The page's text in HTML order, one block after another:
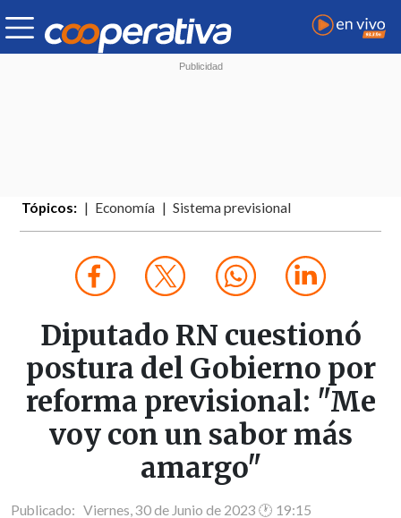
Tópicos: Economía Sistema previsional
Diputado RN cuestionó
postura del Gobierno por
reforma previsional: "Me
voy con un sabor más
amargo"
Publicado: Viernes, 30 de Junio de 2023 🕐 19:15